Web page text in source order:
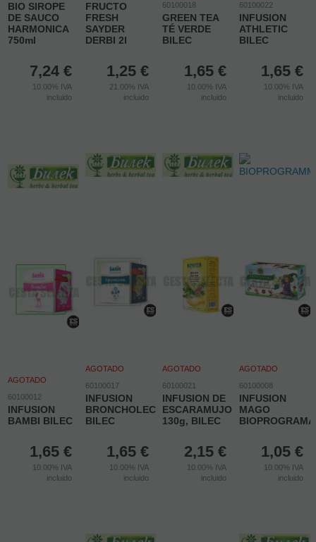
BIO SIROPE
DE SAUCO
HARMONICA
750ml
7,24 €
10.00% IVA
incluido
FRUCTO
FRESH
SAYDER
DERBI 2l
1,25 €
21.00% IVA
incluido
60100018
GREEN TEA
TÉ VERDE
BILEC
1,65 €
10.00% IVA
incluido
60100022
INFUSION
ATHLETIC
BILEC
1,65 €
10.00% IVA
incluido
AGOTADO
60100012
INFUSION
BAMBI BILEC
1,65 €
10.00% IVA
incluido
AGOTADO
60100017
INFUSION
BRONCHOLEC
BILEC
1,65 €
10.00% IVA
incluido
AGOTADO
60100021
INFUSION DE
ESCARAMUJO
130g, BILEC
2,15 €
10.00% IVA
incluido
AGOTADO
60100008
INFUSION
MAGO
BIOPROGRAMA
1,05 €
10.00% IVA
incluido